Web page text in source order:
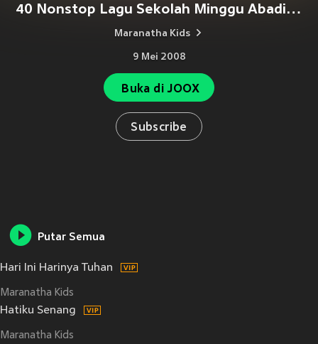
40 Nonstop Lagu Sekolah Minggu Abadi ,Vol. 3
Maranatha Kids
9 Mei 2008
Buka di JOOX
Subscribe
Putar Semua
Hari Ini Harinya Tuhan
Maranatha Kids
Hatiku Senang
Maranatha Kids